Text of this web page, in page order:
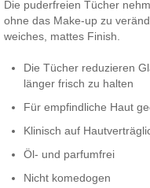
Die puderfreien Tücher
ohne das Make-up zu
weiches, mattes Finish.
Die Tücher reduzieren
länger frisch zu halten
Für empfindliche Haut
Klinisch auf
Öl- und parfumfrei
Nicht komedogen